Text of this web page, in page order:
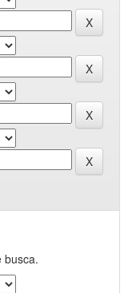
busca.